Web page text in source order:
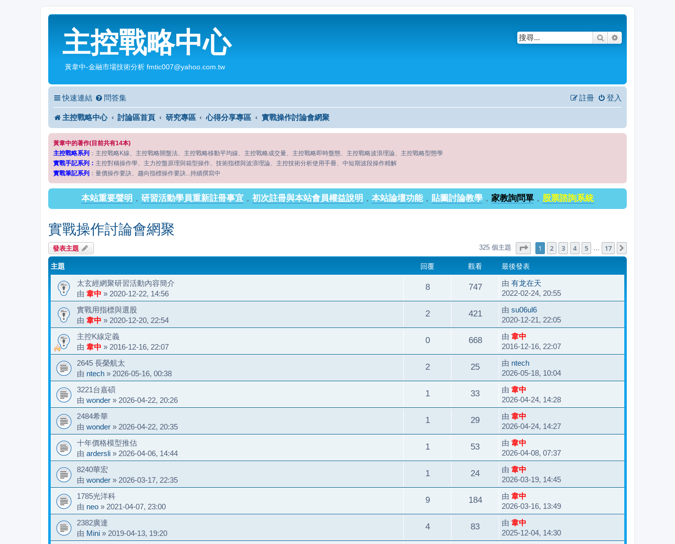
主控戰略中心
黃韋中-金融市場技術分析 fmtic007@yahoo.com.tw
搜尋
快速連結 問答集 登入
註冊
主控戰略中心 討論區首頁 研究專區 心得分享專區 實戰操作討論會網聚
黃韋中的著作(目前共有14本)
主控戰略系列 ：主控戰略K線、主控戰略開盤法、主控戰略移動平均線、主控戰略成交量、主控戰略即時盤態、主控戰略波浪理論、主控戰略型態學
實戰手記系列： 主控對稱操作學、主力控盤原理與箱型操作、技術指標與波浪理論、主控技術分析使用手冊、中短期波段操作精解
實戰筆記系列 ：量價操作要訣、趨向指標操作要訣...持續撰寫中
本站重要聲明 ， 研習活動學員重新註冊事宜 ， 初次註冊與本站會員權益說明 ， 本站論壇功能， 貼圖討論教學 ， 家教詢問單 ， 股票諮詢系統
實戰操作討論會網聚
發表主題 325 個主題 1頁 (共 17 頁)
1 2 3 4 5 … 17
主題 回覆 觀看 最後發表
太玄經網聚研習活動內容簡介
由 韋中 » 2020-12-22, 14:56
8 747 由 有龙在天
2022-02-24, 20:55
實戰用指標與選股
由 韋中 » 2020-12-20, 22:54
2 421 由 su06ul6
2020-12-21, 22:05
主控K線定義
由 韋中 » 2016-12-16, 22:07
0 668 由 韋中
2016-12-16, 22:07
2645 長榮航太
由 ntech » 2026-05-16, 00:38
2 25 由 ntech
2026-05-18, 10:04
3221台嘉碩
由 wonder » 2026-04-22, 20:26
1 33 由 韋中
2026-04-24, 14:28
2484希華
由 wonder » 2026-04-22, 20:35
1 29 由 韋中
2026-04-24, 14:27
十年價格模型推估
由 ardersli » 2026-04-06, 14:44
1 53 由 韋中
2026-04-08, 07:37
8240華宏
由 wonder » 2026-03-17, 22:35
1 24 由 韋中
2026-03-19, 14:45
1785光洋科
由 neo » 2021-04-07, 23:00
9 184 由 韋中
2026-03-16, 13:49
2382廣達
由 Mini » 2019-04-13, 19:20
4 83 由 韋中
2025-12-04, 14:30